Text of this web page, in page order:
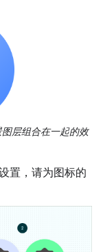
层组合在一起的效
置，请为图标的